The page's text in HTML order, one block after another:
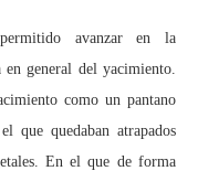
avanzar en la
general del yacimiento.
como un pantano
que quedaban atrapados
En el que de forma